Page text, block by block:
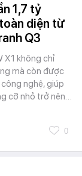
1,7 tỷ
diện từ
Q3
X1 không chỉ
mà còn được
nghệ, giúp
cỡ nhỏ trở nên…
0